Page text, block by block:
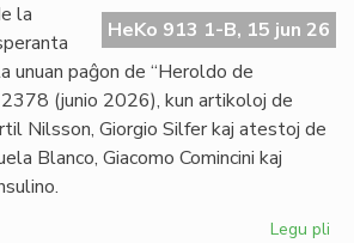
en
HeKo 913 1-B, 15 jun 26
la
unuan paĝon de “Heroldo de
(junio 2026), kun artikoloj de
Nilsson, Giorgio Silfer kaj atestoj de
Blanco, Giacomo Comincini kaj
Legu pli